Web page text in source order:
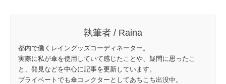
執筆者 / Raina
都内で働くレイングッズコーディネーター。
実際に私が傘を使用していて感じたことや、疑問に思ったこ
と、発見などを中心に記事を更新しています。
プライベートでも傘コレクターとしてあちこち出没中。